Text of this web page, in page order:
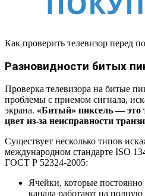
Как проверить телевизор перед
Разновидности битых
Проверка телевизора на битые
проблемы с приемом сигнала,
экрана. «Битый» пиксель — это
цвет из-за неисправности
Существует несколько типов
международном стандарте ISO
ГОСТ Р 52324-2005:
Ячейки, которые постоянно
канала работают на